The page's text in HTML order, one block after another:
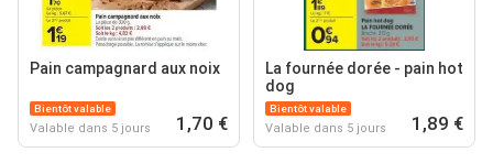
Pain campagnard aux noix
Bientôt valable
Valable dans 5 jours 1,70 €
La fournée dorée - pain hot
dog
Bientôt valable
Valable dans 5 jours 1,89 €